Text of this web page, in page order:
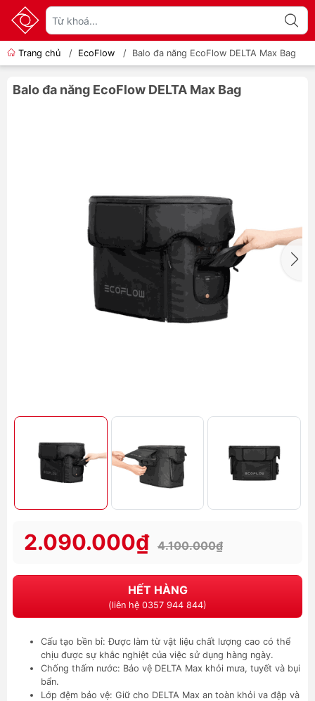
Trang chủ / EcoFlow / Balo đa năng EcoFlow DELTA Max Bag
Balo đa năng EcoFlow DELTA Max Bag
2.090.000₫ 4.100.000₫
HẾT HÀNG
(liên hệ 0357 944 844)
Cấu tạo bền bỉ: Được làm từ vật liệu chất lượng cao có thể
chịu được sự khắc nghiệt của việc sử dụng hàng ngày.
Chống thấm nước: Bảo vệ DELTA Max khỏi mưa, tuyết và bụi
bẩn.
Lớp đệm bảo vệ: Giữ cho DELTA Max an toàn khỏi va đập và